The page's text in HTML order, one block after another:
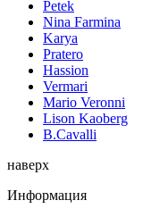
Petek
Nina Farmina
Karya
Pratero
Hassion
Vermari
Mario Veronni
Lison Kaoberg
B.Cavalli
наверх
Информация